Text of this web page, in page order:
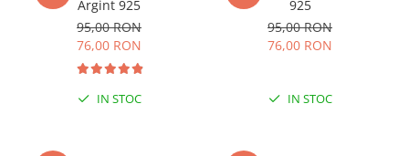
Argint 925
95,00 RON
76,00 RON
IN STOC
925
95,00 RON
76,00 RON
IN STOC